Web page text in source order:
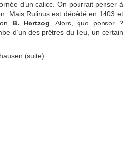
d’un calice. On pourrait penser à
Mais Rulinus est décédé en 1403 et
B. Hertzog. Alors, que penser ?
d’un des prêtres du lieu, un certain